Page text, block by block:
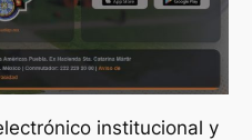
institucional y